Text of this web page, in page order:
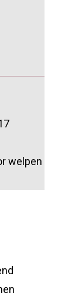
welpen